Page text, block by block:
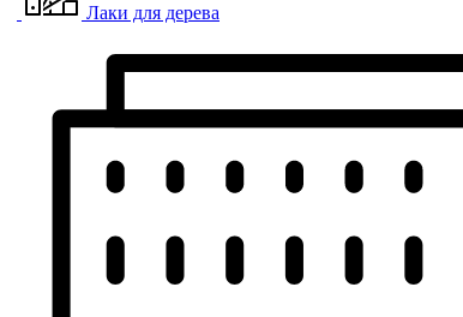
Лаки для дерева